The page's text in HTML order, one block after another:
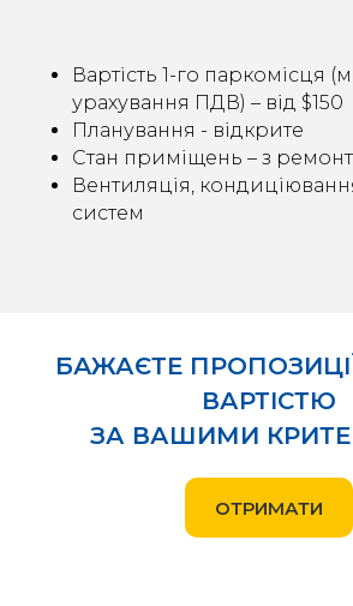
Вартість 1-го паркомісця
урахування ПДВ) – від $150
Планування - відкрите
Стан приміщень – з
Вентиляція,
систем
БАЖАЄТЕ
ВАРТІСТЮ
ЗА ВАШИМИ
ОТРИМАТИ